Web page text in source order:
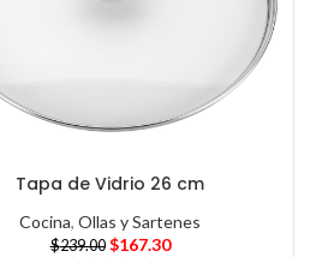
Tapa de Vidrio 26 cm
Cocina,Ollas y Sartenes
$239.00 $167.30